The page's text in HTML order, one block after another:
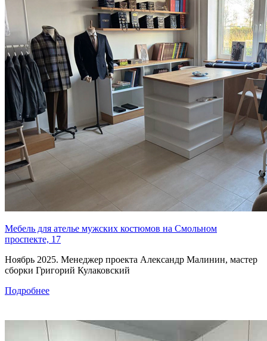
Мебель для ателье мужских костюмов на Смольном
проспекте, 17
Ноябрь 2025. Менеджер проекта Александр Малинин, мастер
сборки Григорий Кулаковский
Подробнее